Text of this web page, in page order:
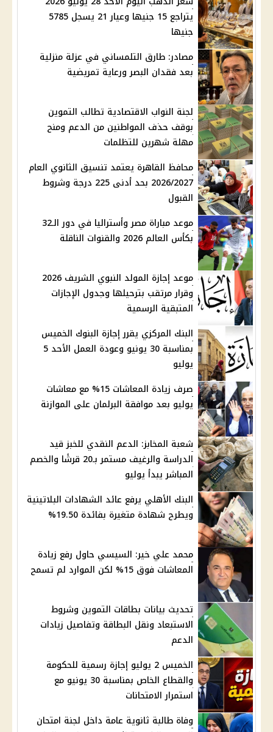
يتراجع 15 جنيها وعيار 21 يسجل 5785
جنيها
مصادر: طارق التلمساني في عزلة منزلية
بعد فقدان البصر ورعاية تمريضية
لجنة النواب الاقتصادية تطالب التموين
بوقف حذف المواطنين من الدعم ومنح
مهلة شهرين للتظلمات
محافظ القاهرة يعتمد تنسيق الثانوي العام
2026/2027 بحد أدنى 225 درجة وشروط
القبول
موعد مباراة مصر وأستراليا في دور الـ32
بكأس العالم 2026 والقنوات الناقلة
موعد إجازة المولد النبوي الشريف 2026
وقرار مرتقب بترحيلها وجدول الإجازات
المتبقية الرسمية
البنك المركزي يقرر إجازة البنوك الخميس
بمناسبة 30 يونيو وعودة العمل الأحد 5
يوليو
صرف زيادة المعاشات 15% مع معاشات
يوليو بعد موافقة البرلمان على الموازنة
شعبة المخابز: الدعم النقدي للخبز قيد
الدراسة والرغيف مستمر بـ20 قرشًا والخصم
المباشر يبدأ يوليو
البنك الأهلي يرفع عائد الشهادات البلاتينية
ويطرح شهادة متغيرة بفائدة 19.50%
محمد علي خير: السيسي حاول رفع زيادة
المعاشات فوق 15% لكن الموارد لم تسمح
تحديث بيانات بطاقات التموين وشروط
الاستبعاد ونقل البطاقة وتفاصيل زيادات
الدعم
الخميس 2 يوليو إجازة رسمية للحكومة
والقطاع الخاص بمناسبة 30 يونيو مع
استمرار الامتحانات
وفاة طالبة ثانوية عامة داخل لجنة امتحان